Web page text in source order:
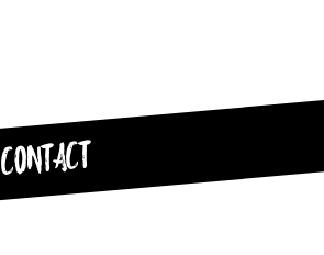
CONTACT